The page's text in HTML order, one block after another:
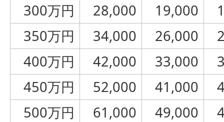
300万円 28,000 19,000
350万円
34,000 26,000
400万円
42,000 33,000
450万円
52,000 41,000
500万円
61,000 49,000